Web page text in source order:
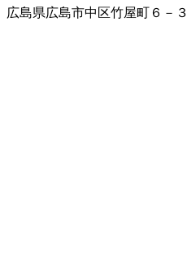
広島県広島市中区竹屋町６－３